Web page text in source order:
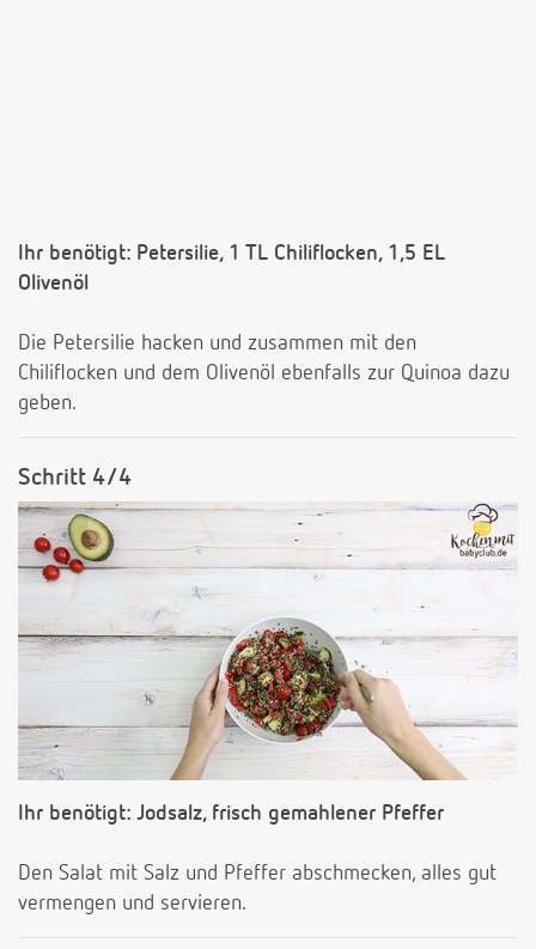
Ihr benötigt: Petersilie, 1 TL Chiliflocken, 1,5 EL
Olivenöl
Die Petersilie hacken und zusammen mit den
Chiliflocken und dem Olivenöl ebenfalls zur Quinoa dazu
geben.
Schritt 4/4
Ihr benötigt: Jodsalz, frisch gemahlener Pfeffer
Den Salat mit Salz und Pfeffer abschmecken, alles gut
vermengen und servieren.